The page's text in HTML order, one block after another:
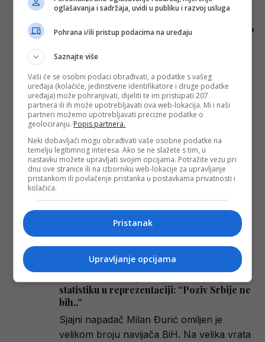
Reprezentacija BiH saznala protivnika –
realno jedinstvena šansa za ulazak među 16
Teniska reprezentacija Bosne i
Hercegovine saznala je da će se u
narednom meču u Svjetskoj grupi 1 Davis
kupa suočiti…
Redakcija Sop·08/02/2024
Srdačan susret bivšeg selektora BiH sa
Mijatovićem, Stojkovićem i Stojanovićem
(VIDEO)
Gore, danas će biti prisutan na žrijebu za
Ligu nacija u Parizu, gdje je imao…
Redakcija Sop·08/02/2024
statistiku u reprezentaciji: “Poziv Srbije ne
bih..”
Sjajni napadač Milan Đurić omiljen je
velikom broju navijača BiH. Na velika vrata
oglašavanja i sadržaja, uvidi u publiku i razvoj usluga
Pohrana i/ili pristup podacima na uređaju
Saznajte više
Vaši će se osobni podaci obrađivati, a podatke s vašeg
uređaja (kolačiće, jedinstvene identifikatore i druge podatke
uređaja) može pohranjivati, dijeliti te im pristupati 207
partnera ili ih može upotrebljavati ova web-lokacija. Mi i naši
partneri možemo upotrebljavati precizne podatke o
geolociranju. Popis partnera.
Neki dobavljači mogu obrađivati vaše osobne podatke na
temelju legitimnog interesa. Ako se ne slažete s tim, u
nastavku možete upravljati svojim opcijama. Potražite vezu pri
dnu ove stranice ili na izborniku web-lokacije za upravljanje
pristankom ili povlačenje pristanka u postavkama privatnosti i
kolačića.
Pristanak
Upravljanje opcijama